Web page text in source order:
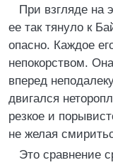
При взгляде на
ее так тянуло к
опасно. Каждое
непокорством.
вперед
двигался
резкое и
не желая
Это сравнение